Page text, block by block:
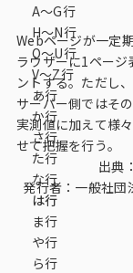
サービストップ
マーケティン
データベース
データ解析・
マーケティン
マーケティン
課題から探す
A〜G行
H〜N行
O〜U行
V～Z行
あ行
か行
さ行
た行
な行
は行
ま行
や行
ら行
Webページが一定
ラウザーに1ページ
ントする。ただし
サーバー側ではそ
実測値に加えて様
せて把握を行う。
出典
発行者： 一般社団